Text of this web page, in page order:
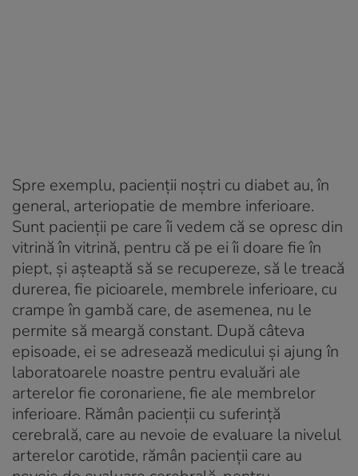
Spre exemplu, pacienții noștri cu diabet au, în
general, arteriopatie de membre inferioare.
Sunt pacienții pe care îi vedem că se opresc din
vitrină în vitrină, pentru că pe ei îi doare fie în
piept, și așteaptă să se recupereze, să le treacă
durerea, fie picioarele, membrele inferioare, cu
crampe în gambă care, de asemenea, nu le
permite să meargă constant. După câteva
episoade, ei se adresează medicului și ajung în
laboratoarele noastre pentru evaluări ale
arterelor fie coronariene, fie ale membrelor
inferioare. Rămân pacienții cu suferință
cerebrală, care au nevoie de evaluare la nivelul
arterelor carotide, rămân pacienții care au